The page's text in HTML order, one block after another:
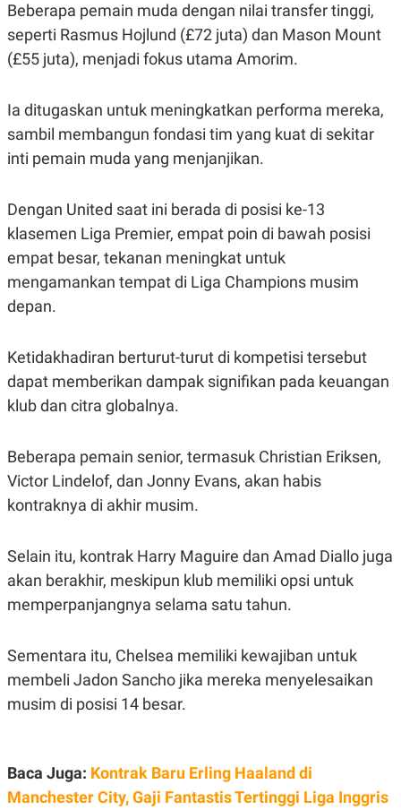
JARINGAN
K
T
N
A
C
E
Y
P
S
R
E
L
S
.
I
D
L
A
N
A
N
A
N
A
K
K
I
N
J
A
E
M
E
N
E
P
E
R
A
D
R
I
S
I
K
G
E
I
D
Beberapa pemain muda dengan nilai transfer tinggi,
seperti Rasmus Hojlund (£72 juta) dan Mason Mount
(£55 juta), menjadi fokus utama Amorim.
Ia ditugaskan untuk meningkatkan performa mereka,
sambil membangun fondasi tim yang kuat di sekitar
inti pemain muda yang menjanjikan.
Dengan United saat ini berada di posisi ke-13
klasemen Liga Premier, empat poin di bawah posisi
empat besar, tekanan meningkat untuk
mengamankan tempat di Liga Champions musim
depan.
Ketidakhadiran berturut-turut di kompetisi tersebut
dapat memberikan dampak signifikan pada keuangan
klub dan citra globalnya.
Beberapa pemain senior, termasuk Christian Eriksen,
Victor Lindelof, dan Jonny Evans, akan habis
kontraknya di akhir musim.
Selain itu, kontrak Harry Maguire dan Amad Diallo juga
akan berakhir, meskipun klub memiliki opsi untuk
memperpanjangnya selama satu tahun.
Sementara itu, Chelsea memiliki kewajiban untuk
membeli Jadon Sancho jika mereka menyelesaikan
musim di posisi 14 besar.
Baca Juga: Kontrak Baru Erling Haaland di
Manchester City, Gaji Fantastis Tertinggi Liga Inggris